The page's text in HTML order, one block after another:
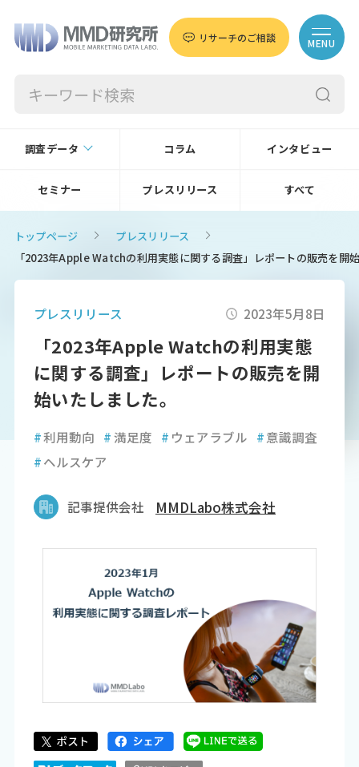
リサーチのご相談 MENU
調査データ コラム インタビュー
セミナー プレスリリース すべて
トップページ
プレスリリース
「2023年Apple Watchの利用実態に関する調査」レポートの販売を開
プレスリリース 2023年5月8日
「2023年Apple Watchの利用実態
に関する調査」レポートの販売を開
始いたしました。
#利用動向 #満足度 # ウェアラブル #意識調査
#ヘルスケア
記事提供会社 MMDLabo株式会社